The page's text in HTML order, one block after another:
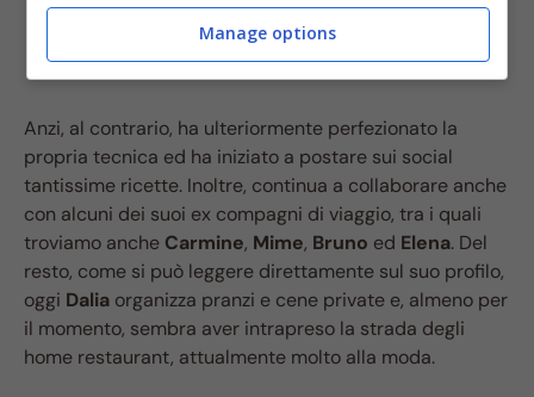
Anzi, al contrario, ha ulteriormente perfezionato la
propria tecnica ed ha iniziato a postare sui social
tantissime ricette. Inoltre, continua a collaborare anche
con alcuni dei suoi ex compagni di viaggio, tra i quali
troviamo anche Carmine, Mime, Bruno ed Elena. Del
resto, come si può leggere direttamente sul suo profilo,
oggi Dalia organizza pranzi e cene private e, almeno per
il momento, sembra aver intrapreso la strada degli
home restaurant, attualmente molto alla moda.
Manage options